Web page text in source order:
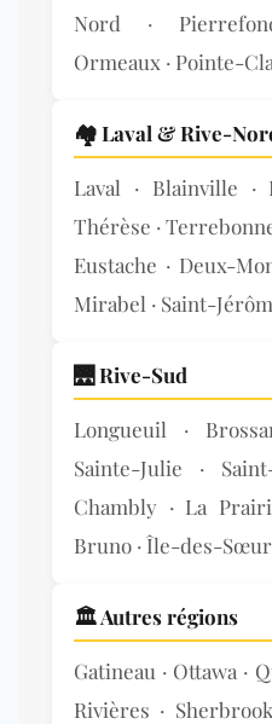
Nord ·
Ormeaux · Pointe-
🏘️ Laval & Rive-
Laval · Blainville ·
Thérèse ·
Eustache · Deux-
Mirabel · Saint-
🌉 Rive-Sud
Longueuil ·
Sainte-Julie ·
Chambly · La
Bruno · Île-des-
🏛️ Autres régions
Gatineau · Ottawa ·
Rivières ·